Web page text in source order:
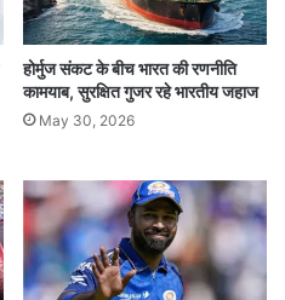
होर्मुज संकट के बीच भारत की रणनीति
कामयाब, सुरक्षित गुजर रहे भारतीय जहाज
May 30, 2026